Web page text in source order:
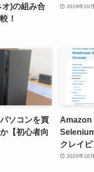
)の組み合
！
2019年10
ソコンを買
【初心者向
Amazon
クレイピ
2020年10